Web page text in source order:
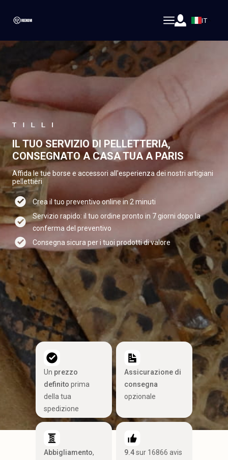
IT
IL TUO SERVIZIO DI PELLETTERIA,
CONSEGNATO A CASA TUA A PARIS
Affida le tue borse e accessori all'esperienza dei nostri artigiani
pellettieri
Crea il tuo preventivo online in 2 minuti
Servizio rapido: il tuo ordine pronto in 7 giorni dopo la
conferma del preventivo
Consegna sicura per i tuoi prodotti di valore
Un prezzo
definito prima
della tua
spedizione
Assicurazione di
consegna
opzionale
Abbigliamento,
9.4sur 16866 avis